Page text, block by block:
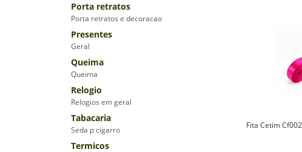
Porta retratos
Porta retratos e decoracao
Presentes
Geral
Queima
Queima
Relogio
Relogios em geral
Tabacaria
Seda p cigarro
Termicos
Fita Cetim